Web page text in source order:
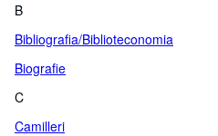
B
Bibliografia/Biblioteconomia
Biografie
C
Camilleri